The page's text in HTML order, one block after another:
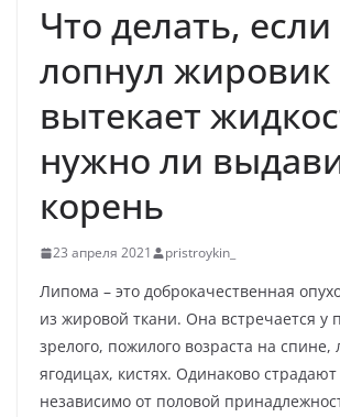
Что делать, если
лопнул жировик
вытекает
нужно ли
корень
23 апреля 2021 pristroykin_
Липома – это доброкачественная
из жировой ткани. Она встречается у
зрелого, пожилого возраста на
ягодицах, кистях. Одинаково
независимо от половой